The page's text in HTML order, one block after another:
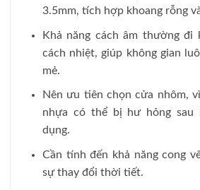
3.5mm, tích hợp khoang rỗng
Khả năng cách âm thường đi
cách nhiệt, giúp không gian
mẻ.
Nên ưu tiên chọn cửa nhôm,
nhựa có thể bị hư hỏng sau
dụng.
Cần tính đến khả năng cong
sự thay đổi thời tiết.